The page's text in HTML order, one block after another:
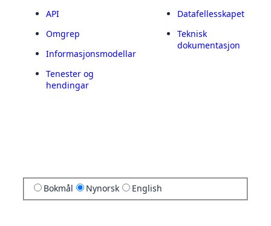
API
Omgrep
Informasjonsmodellar
Tenester og
hendingar
Datafellesskapet
Teknisk
dokumentasjon
Bokmål Nynorsk English